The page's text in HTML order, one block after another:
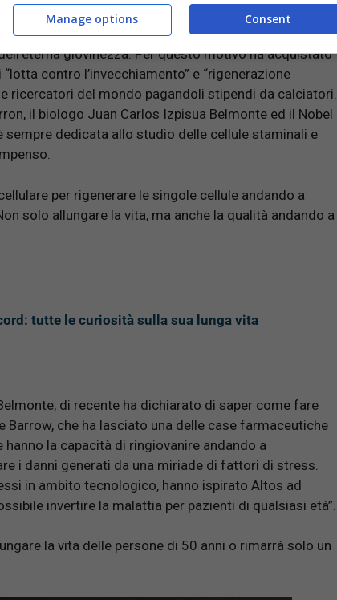
giovinezza. Per questo motivo ha acquistato
contro l’invecchiamento” e “rigenerazione
ricercatori del mondo pagandoli stipendi da calciatori.
il biologo Juan Carlos Izpisua Belmonte ed il Nobel
sempre dedicata allo studio delle cellule staminali e
per rigenerare le singole cellule andando a
solo allungare la vita, ma anche la qualità andando a
tutte le curiosità sulla sua lunga vita
di recente ha dichiarato di saper come fare
Barrow, che ha lasciato una delle case farmaceutiche
la capacità di ringiovanire andando a
i danni generati da una miriade di fattori di stress.
in ambito tecnologico, hanno ispirato Altos ad
invertire la malattia per pazienti di qualsiasi età”.
la vita delle persone di 50 anni o rimarrà solo un
Consent
Manage options